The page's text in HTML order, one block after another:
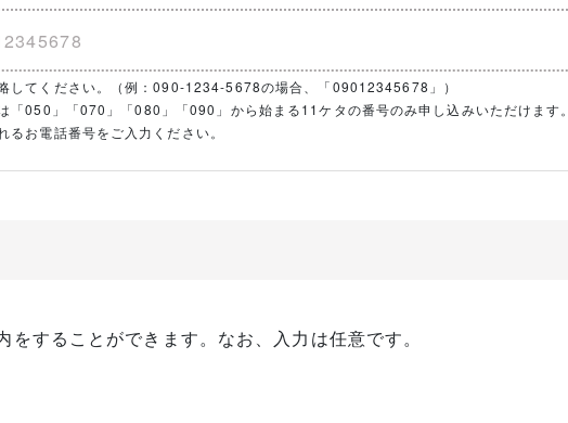
してください。（例：090-1234-5678の場合、「09012345678」）
「050」「070」「080」「090」から始まる11ケタの番号のみ申し込みいただけます。
るお電話番号をご入力ください。
することができます。なお、入力は任意です。